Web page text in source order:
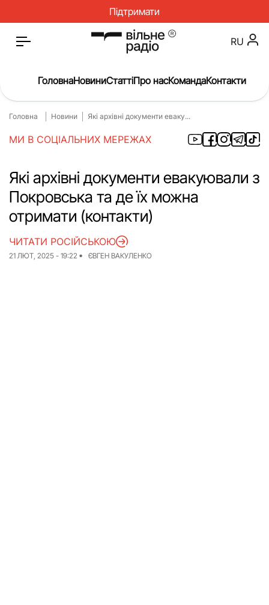
Підтримати
Головна
Новини
Окупація
Про нас
Війна
Гроші
Освіта
Інструкції
Медицина
ЖКГ
RU
ГоловнаНовиниСтаттіПро насКомандаКонтакти
Головна Новини Які архівні документи еваку...
МИ В СОЦІАЛЬНИХ МЕРЕЖАХ
Які архівні документи евакуювали з
Покровська та де їх можна
отримати (контакти)
21 ЛЮТ, 2025 - 19:22 ЄВГЕН ВАКУЛЕНКО
ЧИТАТИ РОСІЙСЬКОЮ